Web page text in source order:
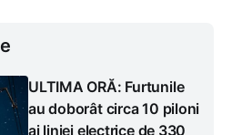
ULTIMA ORĂ: Furtunile
au doborât circa 10 piloni
ai liniei electrice de 330